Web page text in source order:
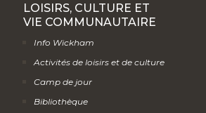
LOISIRS, CULTURE ET
VIE COMMUNAUTAIRE
Info Wickham
Activités de loisirs et de culture
Camp de jour
Bibliothèque